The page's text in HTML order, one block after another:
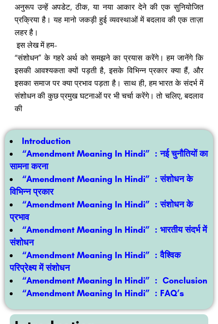
अनुरूप उन्हें अपडेट, ठीक, या नया आकार देने की एक सुनियोजित
प्रक्रिया है। यह मानो जकड़ी हुई व्यवस्थाओं में बदलाव की एक ताज़ा
लहर है।
इस लेख में हम-
“संशोधन” के गहरे अर्थ को समझने का प्रयास करेंगे। हम जानेंगे कि
इसकी आवश्यकता क्यों पड़ती है, इसके विभिन्न प्रकार क्या हैं, और
इसका समाज पर क्या प्रभाव पड़ता है। साथ ही, हम भारत के संदर्भ में
संशोधन की कुछ प्रमुख घटनाओं पर भी चर्चा करेंगे। तो चलिए, बदलाव
की
Introduction
“Amendment Meaning In Hindi” :नई चुनौतियों का
सामना करना
“Amendment Meaning In Hindi” :संशोधन के
विभिन्न प्रकार
“Amendment Meaning In Hindi” :संशोधन के
प्रभाव
“Amendment Meaning In Hindi” : भारतीय संदर्भ में
संशोधन
“Amendment Meaning In Hindi” :वैश्विक
परिप्रेक्ष्य में संशोधन
“Amendment Meaning In Hindi” : Conclusion
“Amendment Meaning In Hindi” : FAQ’s